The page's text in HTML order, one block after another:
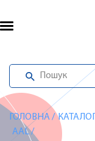
ГОЛОВНА/ КАТАЛОГ
AAL/